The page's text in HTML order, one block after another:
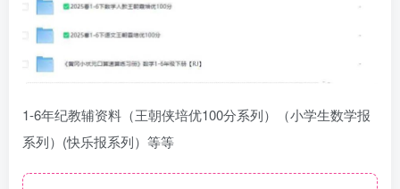
1-6年纪教辅资料（王朝侠培优100分系列）（小学生数学报
系列）(快乐报系列）等等